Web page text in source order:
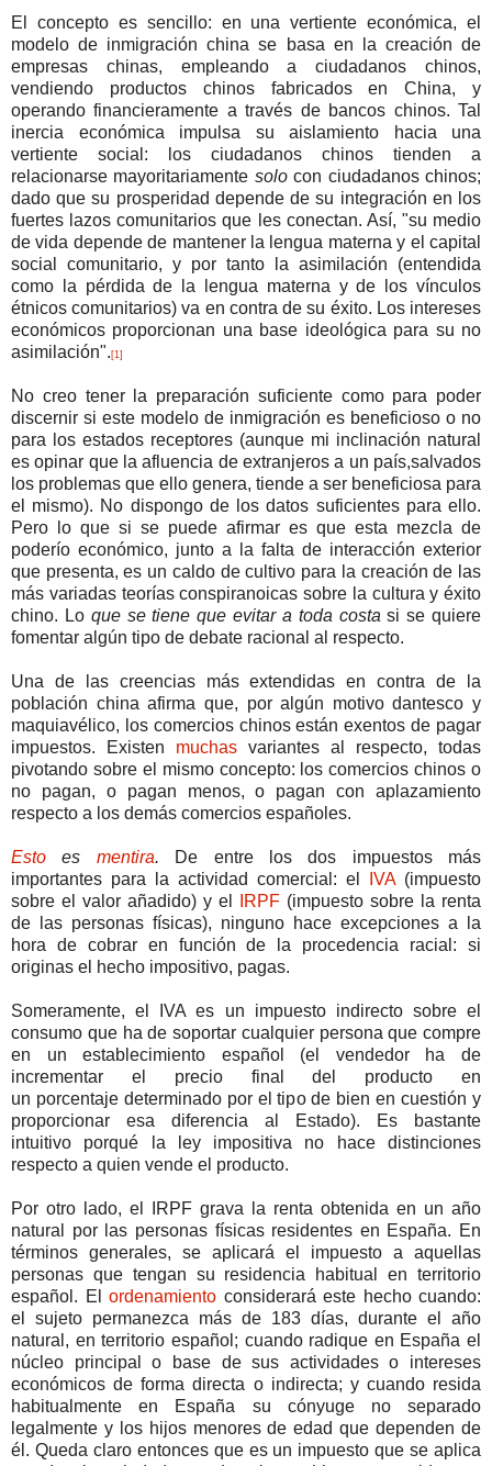
El concepto es sencillo: en una vertiente económica, el
modelo de inmigración china se basa en la creación de
empresas chinas, empleando a ciudadanos chinos,
vendiendo productos chinos fabricados en China, y
operando financieramente a través de bancos chinos. Tal
inercia económica impulsa su aislamiento hacia una
vertiente social: los ciudadanos chinos tienden a
relacionarse mayoritariamente solocon ciudadanos chinos;
dado que su prosperidad depende de su integración en los
fuertes lazos comunitarios que les conectan. Así, "su medio
de vida depende de mantener la lengua materna y el capital
social comunitario, y por tanto la asimilación (entendida
como la pérdida de la lengua materna y de los vínculos
étnicos comunitarios) va en contra de su éxito. Los intereses
económicos proporcionan una base ideológica para su no
asimilación". [1]
No creo tener la preparación suficiente como para poder
discernir si este modelo de inmigración es beneficioso o no
para los estados receptores (aunque mi inclinación natural
es opinar que la afluencia de extranjeros a un país,salvados
los problemas que ello genera, tiende a ser beneficiosa para
el mismo). No dispongo de los datos suficientes para ello.
Pero lo que si se puede afirmar es que esta mezcla de
poderío económico, junto a la falta de interacción exterior
que presenta, es un caldo de cultivo para la creación de las
más variadas teorías conspiranoicas sobre la cultura y éxito
chino. Lo que se tiene que evitar a toda costa si se quiere
fomentar algún tipo de debate racional al respecto.
Una de las creencias más extendidas en contra de la
población china afirma que, por algún motivo dantesco y
maquiavélico, los comercios chinos están exentos de pagar
impuestos. Existen muchas variantes al respecto, todas
pivotando sobre el mismo concepto: los comercios chinos o
no pagan, o pagan menos, o pagan con aplazamiento
respecto a los demás comercios españoles.
Estoes mentira.
De entre los dos impuestos más
importantes para la actividad comercial: el
IVA (impuesto
sobre el valor añadido) y el
IRPF (impuesto sobre la renta
de las personas físicas), ninguno hace excepciones a la
hora de cobrar en función de la procedencia racial: si
originas el hecho impositivo, pagas.
Someramente, el IVA es un impuesto indirecto sobre el
consumo que ha de soportar cualquier persona que compre
en un establecimiento español (el vendedor ha de
incrementar el precio final del producto en
un porcentaje determinado por el tipo de bien en cuestión y
proporcionar esa diferencia al Estado). Es bastante
intuitivo porqué la ley impositiva no hace distinciones
respecto a quien vende el producto.
Por otro lado, el IRPF grava la renta obtenida en un año
natural por las personas físicas residentes en España. En
términos generales, se aplicará el impuesto a aquellas
personas que tengan su residencia habitual en territorio
español. El ordenamiento considerará este hecho cuando:
el sujeto permanezca más de 183 días, durante el año
natural, en territorio español; cuando radique en España el
núcleo principal o base de sus actividades o intereses
económicos de forma directa o indirecta; y cuando resida
habitualmente en España su cónyuge no separado
legalmente y los hijos menores de edad que dependen de
él. Queda claro entonces que es un impuesto que se aplica